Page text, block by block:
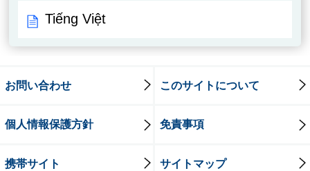
Tiếng Việt
お問い合わせ このサイトについて
個人情報保護方針 免責事項
携帯サイト サイトマップ